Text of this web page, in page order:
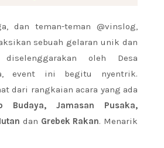
dan teman-teman @vinslog,
sebuah gelaran unik dan
oleh Desa
event ini begitu nyentrik.
dari rangkaian acara yang ada
Budaya, Jamasan Pusaka,
dan Grebek Rakan. Menarik